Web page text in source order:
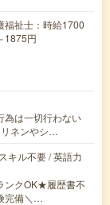
福祉士：時給1700
1875円
為は一切行わない
ネンやシ…
キル不要 / 英語力
ンクOK★履歴書不
完備＼…